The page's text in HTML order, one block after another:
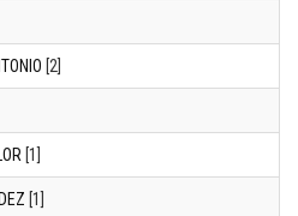
[2]
[1]
[1]